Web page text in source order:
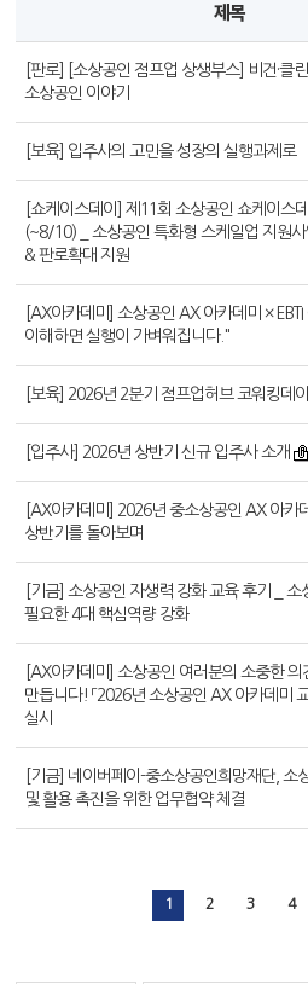
제목
[판로] [소상공인 점프업 상생부스] 비건·클
소상공인 이야기
[보육] 입주사의 고민을 성장의 실행과제로
[쇼케이스데이] 제11회 소상공인 쇼케이스
(~8/10) _ 소상공인 특화형 스케일업 지원사
& 판로확대 지원
[AX아카데미] 소상공인 AX 아카데미 ×
이해하면 실행이 가벼워집니다."
[보육] 2026년 2분기 점프업허브 코워킹데
[입주사] 2026년 상반기 신규 입주사 소개
[AX아카데미] 2026년 중소상공인 AX 아카
상반기를 돌아보며
[기금] 소상공인 자생력 강화 교육 후기 _ 소
필요한 4대 핵심역량 강화
[AX아카데미] 소상공인 여러분의 소중한
만듭니다! 「2026년 소상공인 AX 아카데미
실시
[기금] 네이버페이-중소상공인희망재단, 소
및 활용 촉진을 위한 업무협약 체결
1 2 3 4